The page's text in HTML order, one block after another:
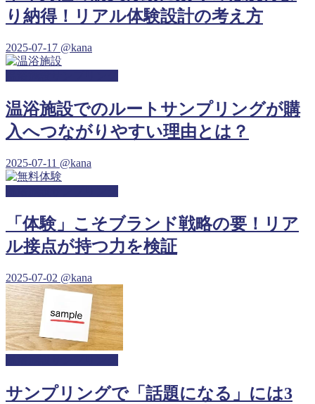
り納得！リアル体験設計の考え方
2025-07-17 @kana
温浴施設でのルートサンプリングが購
入へつながりやすい理由とは？
2025-07-11 @kana
「体験」こそブランド戦略の要！リア
ル接点が持つ力を検証
2025-07-02 @kana
サンプリングで「話題になる」には3